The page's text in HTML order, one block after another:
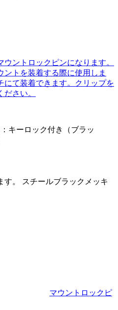
ントロックピンになります。
ントを装着する際に使用しま
にて装着できます。クリップを
さい。
す。 スチールブラックメッキ
マウントロックピ